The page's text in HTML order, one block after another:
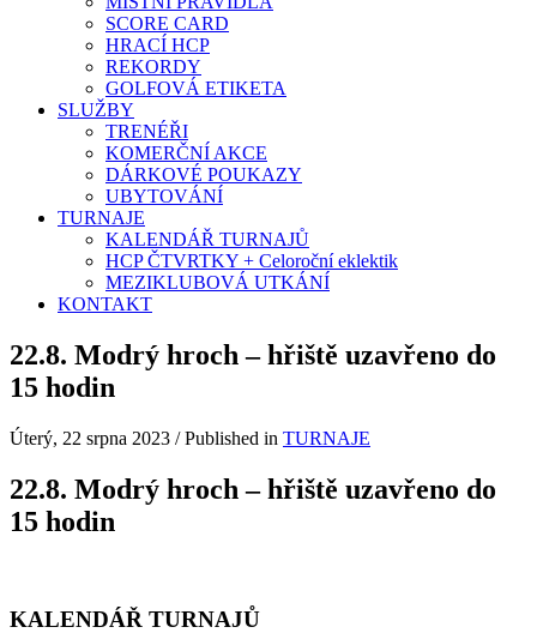
SCORE CARD
HRACÍ HCP
REKORDY
GOLFOVÁ ETIKETA
SLUŽBY
TRENÉŘI
KOMERČNÍ AKCE
DÁRKOVÉ POUKAZY
UBYTOVÁNÍ
TURNAJE
KALENDÁŘ TURNAJŮ
HCP ČTVRTKY + Celoroční eklektik
MEZIKLUBOVÁ UTKÁNÍ
KONTAKT
22.8. Modrý hroch – hřiště uzavřeno do
15 hodin
Úterý, 22 srpna 2023 /Published in TURNAJE
22.8. Modrý hroch – hřiště uzavřeno do
15 hodin
KALENDÁŘ TURNAJŮ